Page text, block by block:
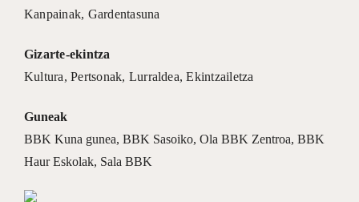
Kanpainak, Gardentasuna
Gizarte-ekintza
Kultura,Pertsonak, Lurraldea,Ekintzailetza
Guneak
BBK Kuna gunea, BBK Sasoiko, Ola BBK Zentroa, BBK
Haur Eskolak, Sala BBK